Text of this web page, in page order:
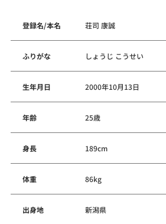
登録名/本名 荘司 康誠
ふりがな しょうじ こうせい
生年月日 2000年10月13日
年齢 25歳
身長 189cm
体重 86kg
出身地 新潟県